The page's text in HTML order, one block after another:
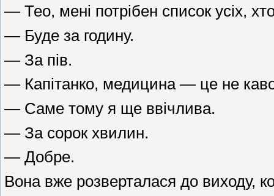
— Тео, мені потрібен список усіх,
— Буде за годину.
— За пів.
— Капітанко, медицина — це не
— Саме тому я ще ввічлива.
— За сорок хвилин.
— Добре.
Вона вже розверталася до виходу,